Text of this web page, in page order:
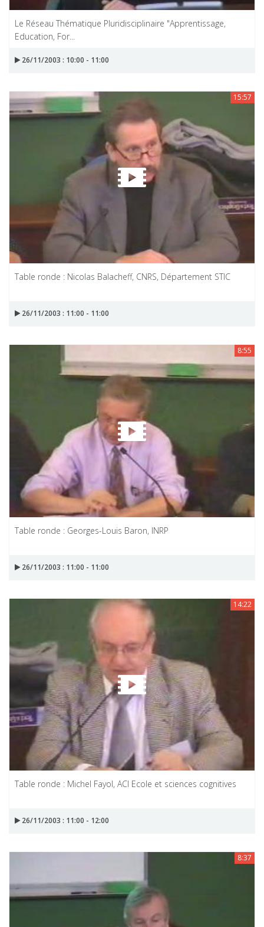
Le Réseau Thématique Pluridisciplinaire "Apprentissage,
Education, For...
26/11/2003 : 10:00 - 11:00
15:57
Table ronde : Nicolas Balacheff, CNRS, Département STIC
26/11/2003 : 11:00 - 11:00
8:55
Table ronde : Georges-Louis Baron, INRP
26/11/2003 : 11:00 - 11:00
14:22
Table ronde : Michel Fayol, ACI Ecole et sciences cognitives
26/11/2003 : 11:00 - 12:00
8:37